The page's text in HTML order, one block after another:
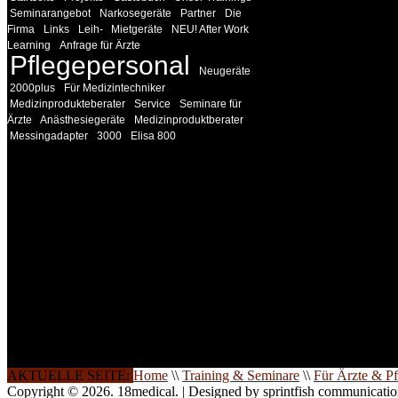
Seminarangebot
Narkosegeräte Partner
Die
Firma
Links Leih- Mietgeräte
NEU! After Work
Learning
Anfrage für Ärzte
Pflegepersonal
Neugeräte
2000plus
Für Medizintechniker
Medizinprodukteberater
Service
Seminare für
Ärzte
Anästhesiegeräte
Medizinproduktberater
Messingadapter
3000 Elisa 800
AKTUELLE SEITE: Home \\ Training & Seminare \\ Für Ärzte &
Copyright © 2026. 18medical. | Designed by sprintfish